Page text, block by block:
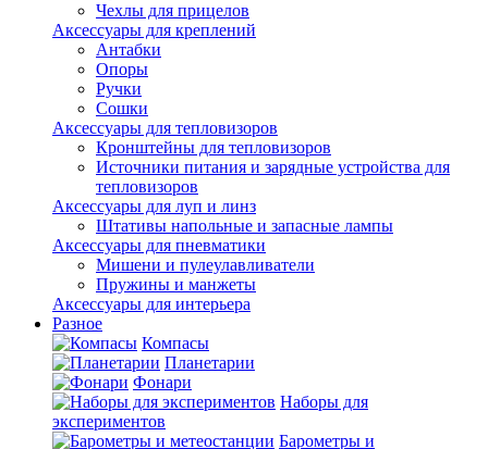
Чехлы для прицелов
Аксессуары для креплений
Антабки
Опоры
Ручки
Сошки
Аксессуары для тепловизоров
Кронштейны для тепловизоров
Источники питания и зарядные устройства для
тепловизоров
Аксессуары для луп и линз
Штативы напольные и запасные лампы
Аксессуары для пневматики
Мишени и пулеулавливатели
Пружины и манжеты
Аксессуары для интерьера
Разное
Компасы
Планетарии
Фонари
Наборы для
экспериментов
Барометры и